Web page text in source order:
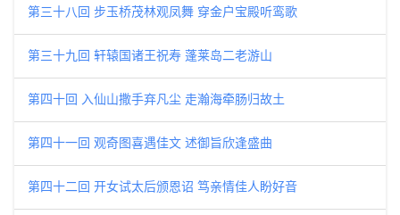
第三十八回 步玉桥茂林观凤舞 穿金户宝殿听鸾歌
第三十九回 轩辕国诸王祝寿 蓬莱岛二老游山
第四十回 入仙山撒手弃凡尘 走瀚海牵肠归故土
第四十一回 观奇图喜遇佳文 述御旨欣逢盛曲
第四十二回 开女试太后颁恩诏 笃亲情佳人盼好音